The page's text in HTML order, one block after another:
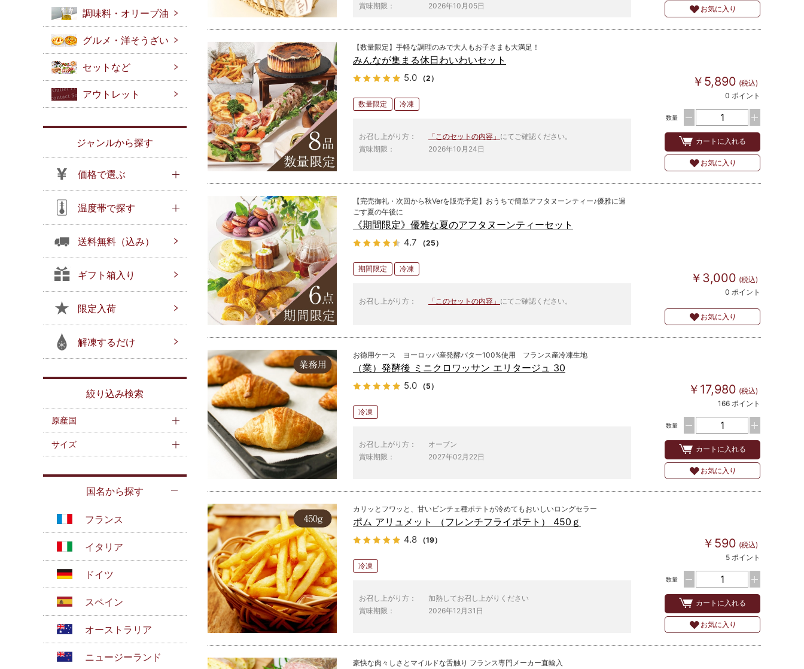
調味料・オリーブ油
グルメ・洋そうざい
セットなど
アウトレット
ジャンルから探す
価格で選ぶ
温度帯で探す
送料無料（込み）
ギフト箱入り
限定入荷
解凍するだけ
絞り込み検索
原産国
サイズ
国名から探す
フランス
イタリア
ドイツ
スペイン
オーストラリア
ニュージーランド
賞味期限：
2026年10月05日 お気に入り
【数量限定】手軽な調理のみで大人もお子さまも大満足！
みんなが集まる休日わいわいセット
5.0 （2）
数量限定 冷凍
お召し上がり方： 「このセットの内容」 にてご確認ください。
賞味期限：
2026年10月24日
￥5,890 (税込)
0 ポイント
数量
カートに入れる
お気に入り
【完売御礼・次回から秋Verを販売予定】おうちで簡単アフタヌーンティー♪優雅に過
ごす夏の午後に
《期間限定》優雅な夏のアフタヌーンティーセット
4.7 （25）
期間限定 冷凍
お召し上がり方： 「このセットの内容」 にてご確認ください。
￥3,000 (税込)
0 ポイント
お気に入り
お徳用ケース ヨーロッパ産発酵バター100%使用 フランス産冷凍生地
（業）発酵後 ミニクロワッサン エリタージュ 30
5.0 （5）
冷凍
お召し上がり方：
オーブン
賞味期限：
2027年02月22日
￥17,980 (税込)
166 ポイント
数量
カートに入れる
お気に入り
カリッとフワッと、甘いビンチェ種ポテトが冷めてもおいしいロングセラー
ポム アリュメット （フレンチフライポテト） 450ｇ
4.8 （19）
冷凍
お召し上がり方：
加熱してお召し上がりください
賞味期限：
2026年12月31日
￥590 (税込)
5 ポイント
数量
カートに入れる
お気に入り
豪快な肉々しさとマイルドな舌触り フランス専門メーカー直輸入